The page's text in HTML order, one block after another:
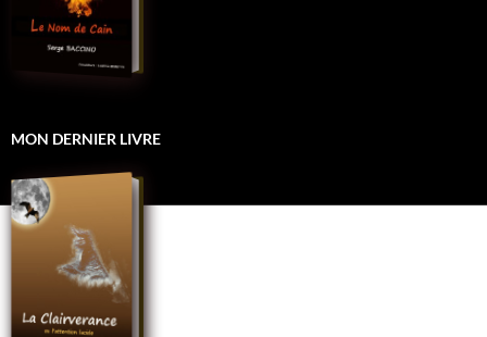
MON DERNIER LIVRE